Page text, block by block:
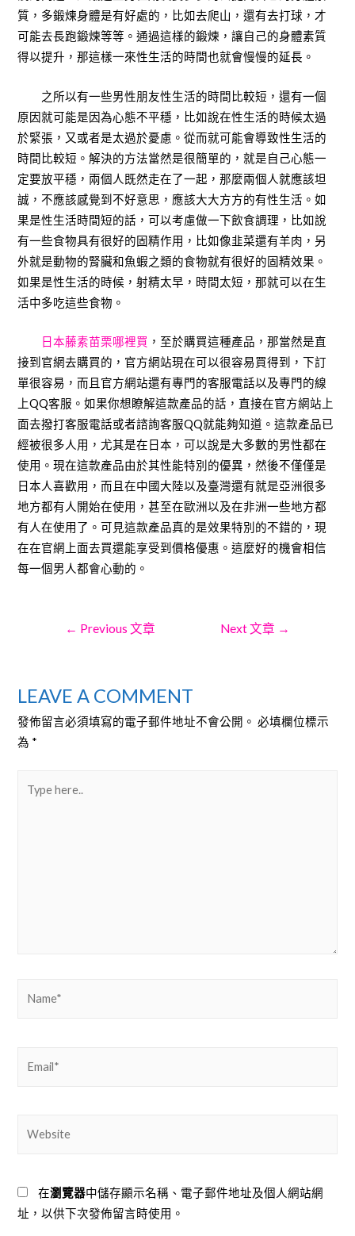
質，多鍛煉身體是有好處的，比如去爬山，還有去打球，才
可能去長跑鍛煉等等。通過這樣的鍛煉，讓自己的身體素質
得以提升，那這樣一來性生活的時間也就會慢慢的延長。
之所以有一些男性朋友性生活的時間比較短，還有一個
原因就可能是因為心態不平穩，比如說在性生活的時候太過
於緊張，又或者是太過於憂慮。從而就可能會導致性生活的
時間比較短。解決的方法當然是很簡單的，就是自己心態一
定要放平穩，兩個人既然走在了一起，那麼兩個人就應該坦
誠，不應該感覺到不好意思，應該大大方方的有性生活。如
果是性生活時間短的話，可以考慮做一下飲食調理，比如說
有一些食物具有很好的固精作用，比如像韭菜還有羊肉，另
外就是動物的腎臟和魚蝦之類的食物就有很好的固精效果。
如果是性生活的時候，射精太早，時間太短，那就可以在生
活中多吃這些食物。
日本藤素苗栗哪裡買 ，至於購買這種產品，那當然是直
接到官網去購買的，官方網站現在可以很容易買得到，下訂
單很容易，而且官方網站還有專門的客服電話以及專門的線
上QQ客服。如果你想瞭解這款產品的話，直接在官方網站上
面去撥打客服電話或者諮詢客服QQ就能夠知道。這款產品已
經被很多人用，尤其是在日本，可以說是大多數的男性都在
使用。現在這款產品由於其性能特別的優異，然後不僅僅是
日本人喜歡用，而且在中國大陸以及臺灣還有就是亞洲很多
地方都有人開始在使用，甚至在歐洲以及在非洲一些地方都
有人在使用了。可見這款產品真的是效果特別的不錯的，現
在在官網上面去買還能享受到價格優惠。這麼好的機會相信
每一個男人都會心動的。
文
章
← Previous 文章 Next 文章 →
LEAVE A COMMENT
發佈留言必須填寫的電子郵件地址不會公開。 必填欄位標示
為 *
here..
在瀏覽器中儲存顯示名稱、電子郵件地址及個人網站網
址，以供下次發佈留言時使用。